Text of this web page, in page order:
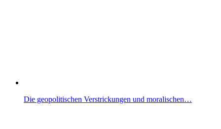
Die geopolitischen Verstrickungen und moralischen…